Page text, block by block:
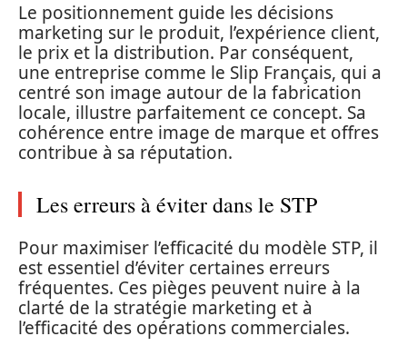
Le positionnement guide les décisions
marketing sur le produit, l’expérience client,
le prix et la distribution. Par conséquent,
une entreprise comme le Slip Français, qui a
centré son image autour de la fabrication
locale, illustre parfaitement ce concept. Sa
cohérence entre image de marque et offres
contribue à sa réputation.
Les erreurs à éviter dans le STP
Pour maximiser l’efficacité du modèle STP, il
est essentiel d’éviter certaines erreurs
fréquentes. Ces pièges peuvent nuire à la
clarté de la stratégie marketing et à
l’efficacité des opérations commerciales.